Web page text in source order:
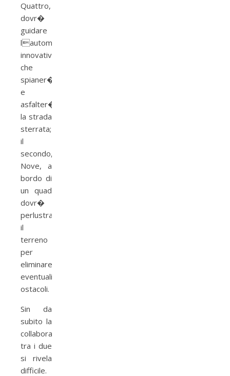
Quattro,
dovr�
guidare
lautomezzo
innovativo
che
spianer�
e
asfalter�
la strada
sterrata;
il
secondo,
Nove, a
bordo di
un quad
dovr�
perlustrare
il
terreno
per
eliminare
eventuali
ostacoli.
Sin da
subito la
collaborazione
tra i due
si rivela
difficile.